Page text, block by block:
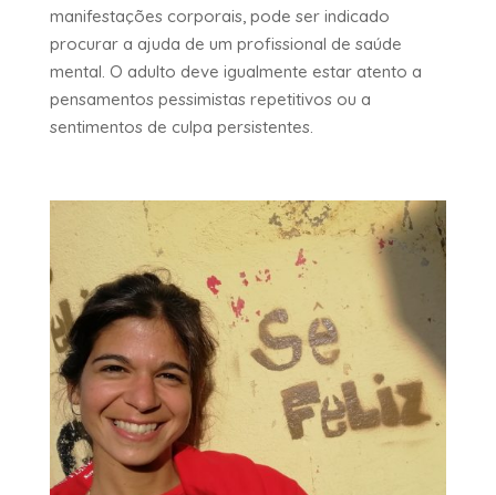
manifestações corporais, pode ser indicado
procurar a ajuda de um profissional de saúde
mental. O adulto deve igualmente estar atento a
pensamentos pessimistas repetitivos ou a
sentimentos de culpa persistentes.